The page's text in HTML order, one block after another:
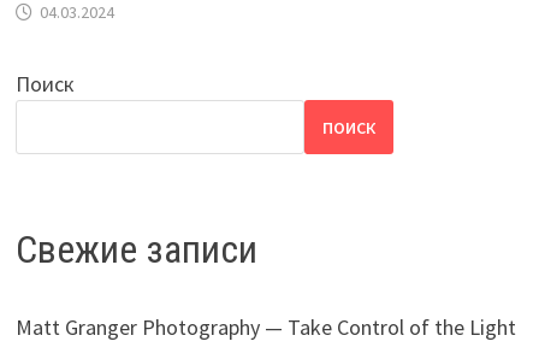
04.03.2024
Поиск
ПОИСК
Свежие записи
Matt Granger Photography — Take Control of the Light